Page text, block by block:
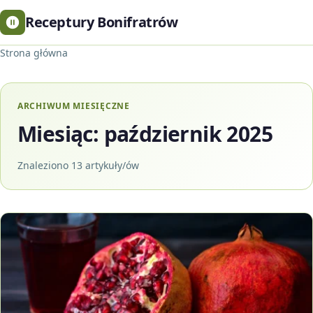
Receptury Bonifratrów
Strona główna
ARCHIWUM MIESIĘCZNE
Miesiąc: październik 2025
Znaleziono 13 artykuły/ów